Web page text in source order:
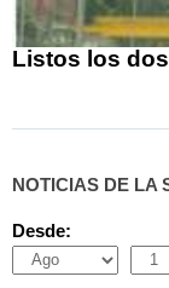
Listos los
NOTICIAS DE LA
Desde:
Month
Day